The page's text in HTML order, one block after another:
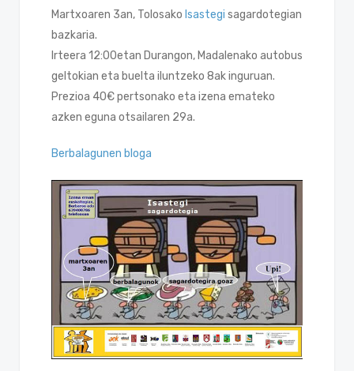
Martxoaren 3an, Tolosako Isastegi sagardotegian
bazkaria.
Irteera 12:00etan Durangon, Madalenako autobus
geltokian eta buelta iluntzeko 8ak inguruan.
Prezioa 40€ pertsonako eta izena emateko
azken eguna otsailaren 29a.
Berbalagunen bloga